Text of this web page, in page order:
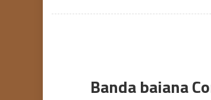
Banda baiana